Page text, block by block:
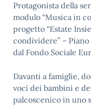
Protagonista della
modulo “Musica in
progetto “Estate
condividere” –
dal Fondo Sociale
Davanti a famiglie,
voci dei bambini e
palcoscenico in uno